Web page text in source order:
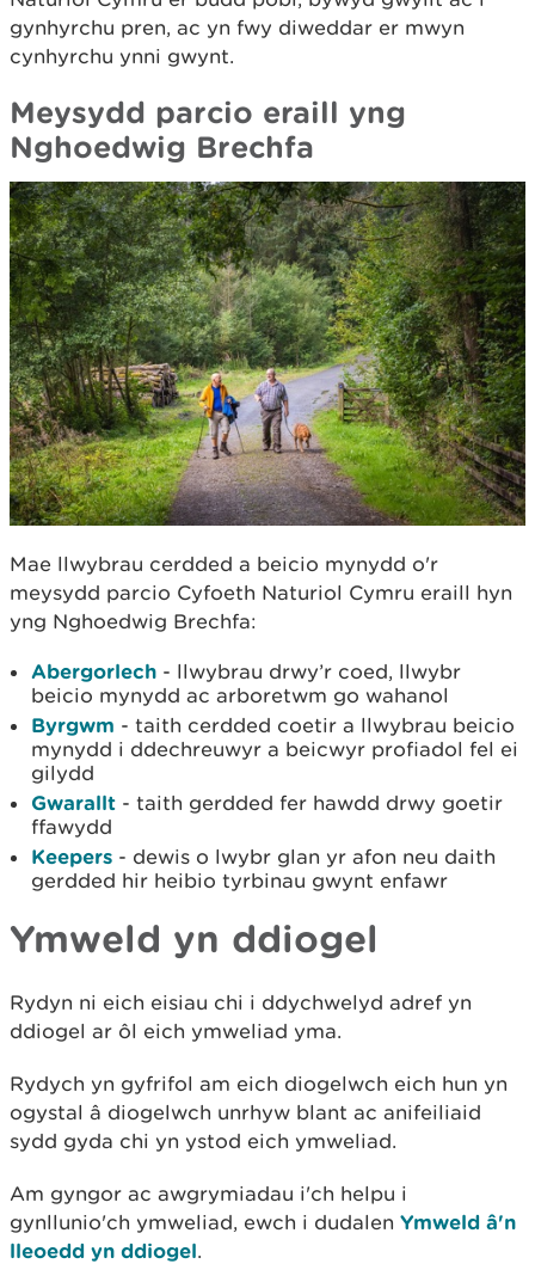
gynhyrchu pren, ac yn fwy diweddar er mwyn
cynhyrchu ynni gwynt.
Meysydd parcio eraill yng
Nghoedwig Brechfa
Mae llwybrau cerdded a beicio mynydd o'r
meysydd parcio Cyfoeth Naturiol Cymru eraill hyn
yng Nghoedwig Brechfa:
Abergorlech - llwybrau drwy’r coed, llwybr
beicio mynydd ac arboretwm go wahanol
Byrgwm - taith cerdded coetir a llwybrau beicio
mynydd i ddechreuwyr a beicwyr profiadol fel ei
gilydd
Gwarallt - taith gerdded fer hawdd drwy goetir
ffawydd
Keepers - dewis o lwybr glan yr afon neu daith
gerdded hir heibio tyrbinau gwynt enfawr
Ymweld yn ddiogel
Rydyn ni eich eisiau chi i ddychwelyd adref yn
ddiogel ar ôl eich ymweliad yma.
Rydych yn gyfrifol am eich diogelwch eich hun yn
ogystal â diogelwch unrhyw blant ac anifeiliaid
sydd gyda chi yn ystod eich ymweliad.
Am gyngor ac awgrymiadau i'ch helpu i
gynllunio'ch ymweliad, ewch i dudalen Ymweld â'n
lleoedd yn ddiogel.